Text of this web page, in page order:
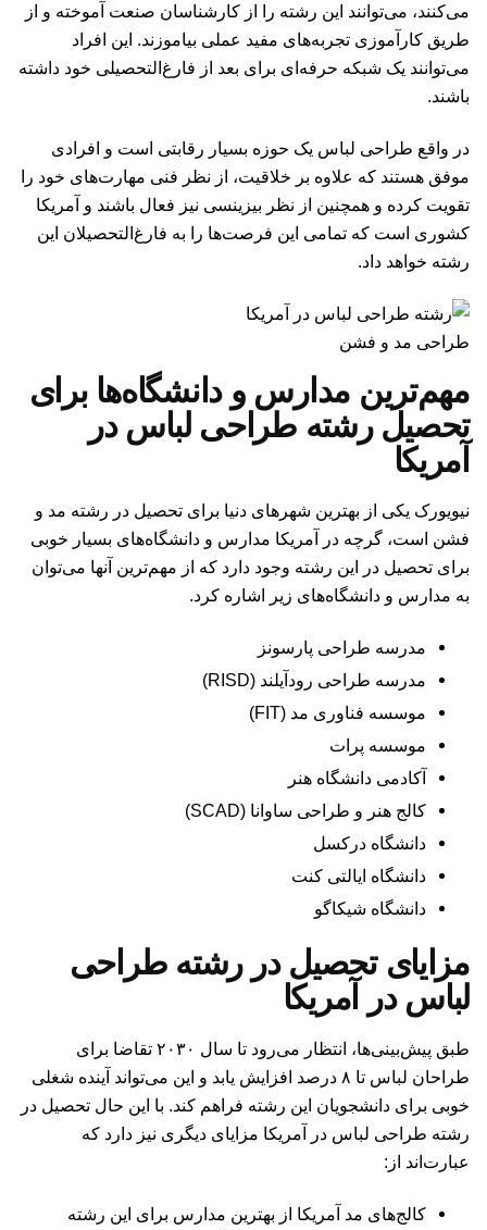
می‌کنند، می‌توانند این رشته را از کارشناسان صنعت آموخته و از
طریق کارآموزی تجربه‌های مفید عملی بیاموزند. این افراد
می‌توانند یک شبکه حرفه‌ای برای بعد از فارغ‌التحصیلی خود داشته
باشند.
در واقع طراحی لباس یک حوزه بسیار رقابتی است و افرادی
موفق هستند که علاوه بر خلاقیت، از نظر فنی مهارت‌های خود را
تقویت کرده و همچنین از نظر بیزینسی نیز فعال باشند و آمریکا
کشوری است که تمامی این فرصت‌ها را به فارغ‌التحصیلان این
رشته خواهد داد.
طراحی مد و فشن
مهم‌ترین مدارس و دانشگاه‌ها برای
تحصیل رشته طراحی لباس در
آمریکا
نیویورک یکی از بهترین شهرهای دنیا برای تحصیل در رشته مد و
فشن است، گرچه در آمریکا مدارس و دانشگاه‌‌های بسیار خوبی
برای تحصیل در این رشته وجود دارد که از مهم‌ترین آنها می‌توان
به مدارس و دانشگاه‌های زیر اشاره کرد.
مدرسه طراحی پارسونز
مدرسه طراحی رودآیلند (RISD)
موسسه فناوری مد (FIT)
موسسه پرات
آکادمی دانشگاه هنر
کالج هنر و طراحی ساوانا (SCAD)
دانشگاه درکسل
دانشگاه ایالتی کنت
دانشگاه شیکاگو
مزایای تحصیل در رشته طراحی
لباس در آمریکا
طبق پیش‌بینی‌ها، انتظار می‌رود تا سال ۲۰۳۰ تقاضا برای
طراحان لباس تا ۸ درصد افزایش یابد و این می‌تواند آینده شغلی
خوبی برای دانشجویان این رشته فراهم کند. با این حال تحصیل در
رشته طراحی لباس در آمریکا مزایای دیگری نیز دارد که
عبارت‌اند از:‌
کالج‌های مد آمریکا از بهترین مدارس برای این رشته